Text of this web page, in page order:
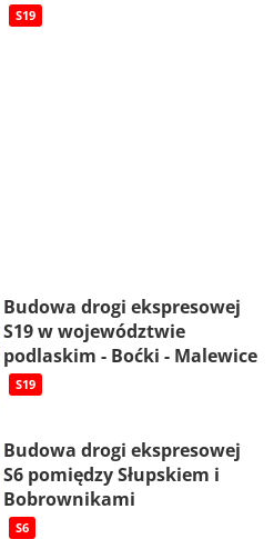
S19
Budowa drogi ekspresowej
S19 w województwie
podlaskim - Boćki - Malewice
S19
Budowa drogi ekspresowej
S6 pomiędzy Słupskiem i
Bobrownikami
S6